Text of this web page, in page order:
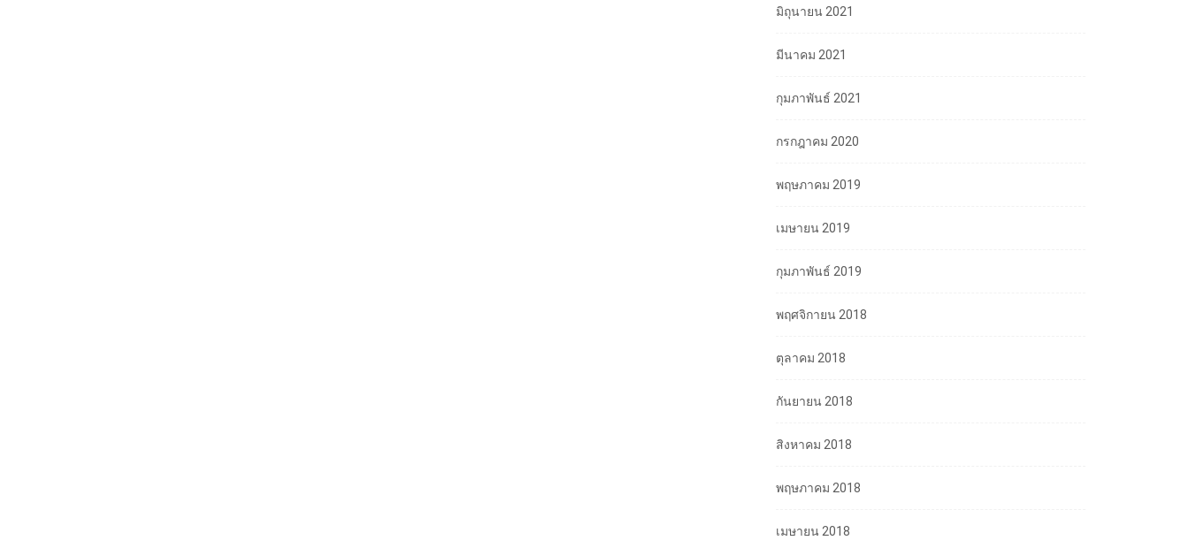
มิถุนายน 2021
มีนาคม 2021
กุมภาพันธ์ 2021
กรกฎาคม 2020
พฤษภาคม 2019
เมษายน 2019
กุมภาพันธ์ 2019
พฤศจิกายน 2018
ตุลาคม 2018
กันยายน 2018
สิงหาคม 2018
พฤษภาคม 2018
เมษายน 2018